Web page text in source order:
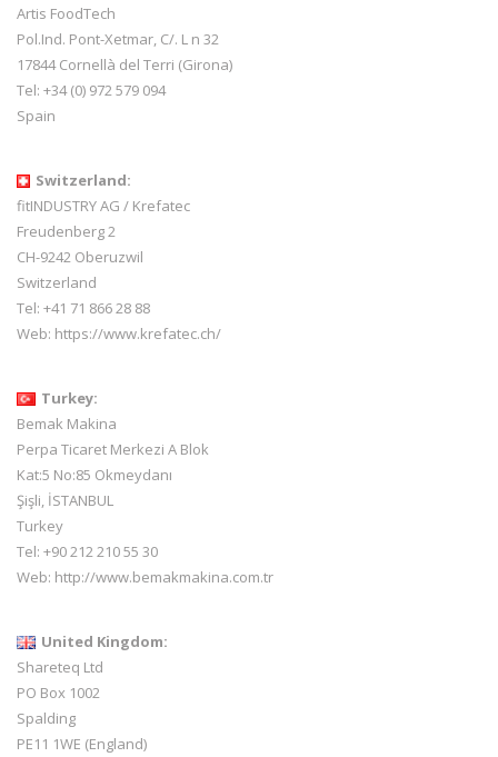
Artis FoodTech
Pol.Ind. Pont-Xetmar, C/. L n 32
17844 Cornellà del Terri (Girona)
Tel: +34 (0) 972 579 094
Spain
Switzerland:
fitINDUSTRY AG / Krefatec
Freudenberg 2
CH-9242 Oberuzwil
Switzerland
Tel: +41 71 866 28 88
Web: https://www.krefatec.ch/
Turkey:
Bemak Makina
Perpa Ticaret Merkezi A Blok
Kat:5 No:85 Okmeydanı
Şişli, İSTANBUL
Turkey
Tel: +90 212 210 55 30
Web: http://www.bemakmakina.com.tr
United Kingdom:
Shareteq Ltd
PO Box 1002
Spalding
PE11 1WE (England)